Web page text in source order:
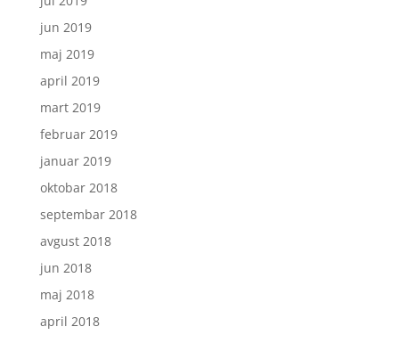
jun 2019
maj 2019
april 2019
mart 2019
februar 2019
januar 2019
oktobar 2018
septembar 2018
avgust 2018
jun 2018
maj 2018
april 2018